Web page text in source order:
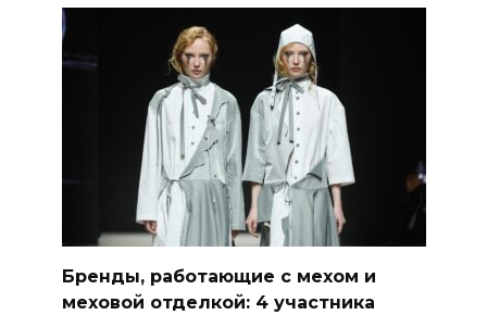
Бренды, работающие с мехом и
меховой отделкой: 4 участника